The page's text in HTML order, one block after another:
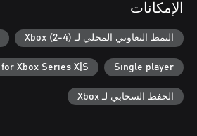
الإمكانات
النمط التعاوني المحلي لـ Xbox (2-4)
Single player
Xbox Series X|S
الحفظ السحابي لـ Xbox